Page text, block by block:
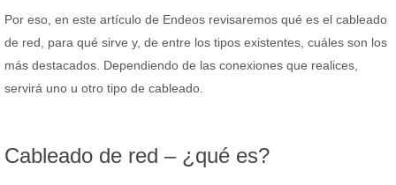
Por eso, en este artículo de Endeos revisaremos qué es el cableado
de red, para qué sirve y, de entre los tipos existentes, cuáles son los
más destacados. Dependiendo de las conexiones que realices,
servirá uno u otro tipo de cableado.
Cableado de red – ¿qué es?